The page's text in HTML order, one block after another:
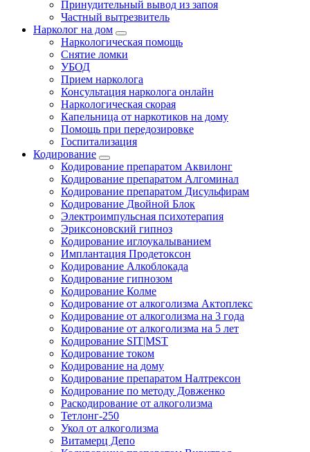
Принудительный вывод из запоя
Частный вытрезвитель
Нарколог на дом
Наркологическая помощь
Снятие ломки
УБОД
Прием нарколога
Консультация нарколога онлайн
Наркологическая скорая
Капельница от наркотиков на дому
Помощь при передозировке
Госпитализация
Кодирование
Кодирование препаратом Аквилонг
Кодирование препаратом Алгоминал
Кодирование препаратом Дисульфирам
Кодирование Двойной Блок
Электроимпульсная психотерапия
Эриксоновский гипноз
Кодирование иглоукалыванием
Имплантация Продетоксон
Кодирование Алкоблокада
Кодирование гипнозом
Кодирование Колме
Кодирование от алкоголизма Актоплекс
Кодирование от алкоголизма на 3 года
Кодирование от алкоголизма на 5 лет
Кодирование SIT|MST
Кодирование током
Кодирование на дому
Кодирование препаратом Налтрексон
Кодирование по методу Довженко
Раскодирование от алкоголизма
Тетлонг-250
Укол от алкоголизма
Витамерц Депо